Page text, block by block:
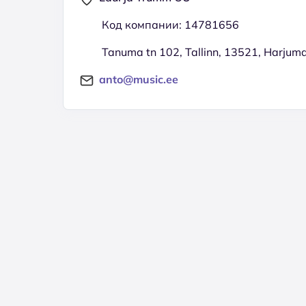
Код компании: 14781656
Tanuma tn 102, Tallinn, 13521,
anto@music.ee